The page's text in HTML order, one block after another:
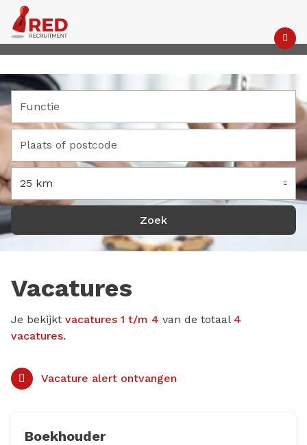
25 km
Vacatures
Je bekijkt vacatures 1 t/m 4 van de totaal 4
vacatures.
Vacature alert ontvangen
Boekhouder